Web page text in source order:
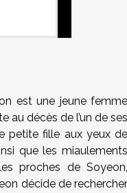
est une jeune femme
au décès de l’un de ses
petite fille aux yeux de
que les miaulements
proches de Soyeon,
décide de rechercher